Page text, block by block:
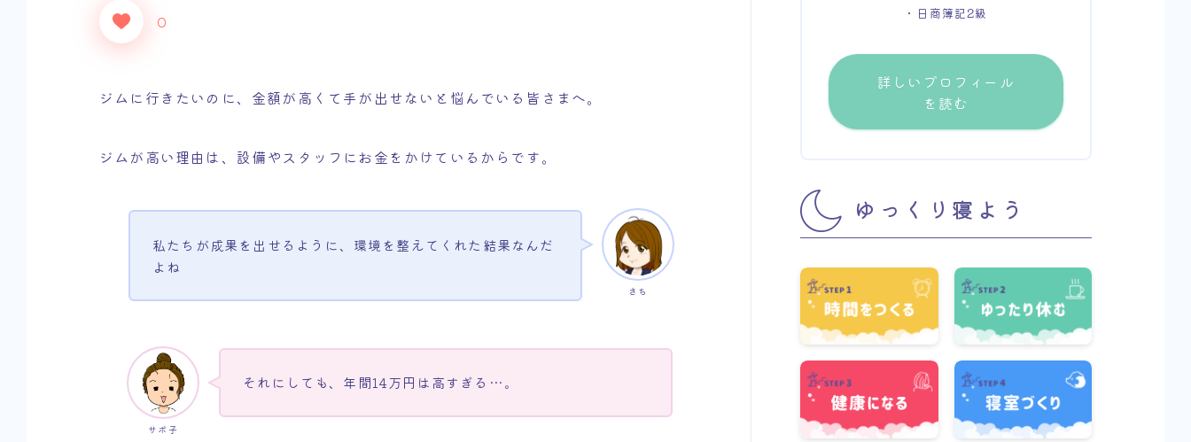
0
ジムに行きたいのに、金額が高くて手が出せないと悩んでいる皆さまへ。
ジムが高い理由は、設備やスタッフにお金をかけているからです。
さち
私たちが成果を出せるように、環境を整えてくれた結果なんだ
よね
サボ子
それにしても、年間14万円は高すぎる…。
・日商簿記2級
詳しいプロフィール
を読む
ゆっくり寝よう